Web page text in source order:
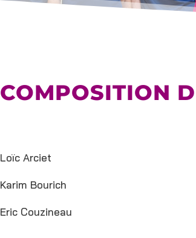
COMPOSITION
Loïc Arciet
Karim Bourich
Eric Couzineau